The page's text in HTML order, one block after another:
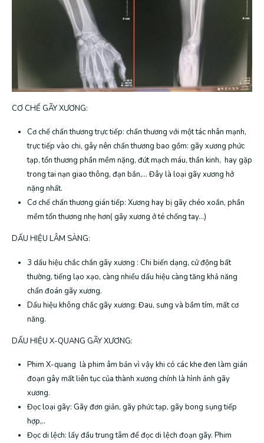
CƠ CHẾ GÃY XƯƠNG:
Cơ chế chấn thương trực tiếp: chấn thương với một tác nhân mạnh,
trực tiếp vào chi, gây nên chấn thương bao gồm: gãy xương phức
tạp, tổn thương phần mềm nặng, đứt mạch máu, thần kinh, hay gặp
trong tai nạn giao thông, đạn bắn,… Đây là loại gãy xương hở
nặng nhất.
Cơ chế chấn thương gián tiếp: Xương hay bị gãy chéo xoắn, phần
mềm tổn thương nhẹ hơn( gãy xương ở té chống tay…)
DẤU HIỆU LÂM SÀNG:
3 dấu hiệu chắc chắn gãy xương : Chi biến dạng, cử động bất
thường, tiếng lạo xạo, càng nhiều dấu hiệu càng tăng khả năng
chẩn đoán gãy xương.
Dấu hiệu không chắc gãy xương: Đau, sưng và bầm tím, mất cơ
năng.
DẤU HIỆU X-QUANG GÃY XƯƠNG:
Phim X-quang là phim âm bản vì vậy khi có các khe đen làm gián
đoạn gây mất liên tục của thành xương chính là hình ảnh gãy
xương.
Đọc loại gãy: Gãy đơn giản, gãy phức tạp, gãy bong sụng tiếp
hợp,..
Đọc di lệch: lấy đầu trung tâm để đọc di lệch đoạn gãy. Phim